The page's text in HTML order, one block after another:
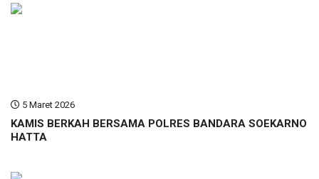
5 Maret 2026
KAMIS BERKAH BERSAMA POLRES BANDARA SOEKARNO
HATTA